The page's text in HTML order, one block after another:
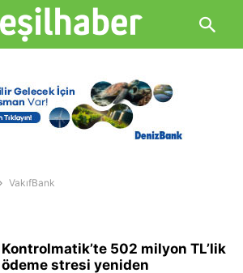
VakıfBank
Kontrolmatik’te 502 milyon TL’lik
ödeme stresi yeniden